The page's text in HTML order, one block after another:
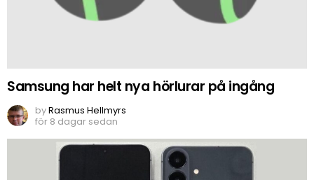
Samsung har helt nya hörlurar på ingång
byRasmus Hellmyrs
för 8 dagar sedan